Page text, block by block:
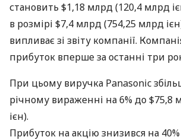
становить $1,18 млрд (120,4 млрд
в розмірі $7,4 млрд (754,25 млрд
випливає зі звіту компанії.
прибуток вперше за останні три
При цьому виручка Panasonic
річному вираженні на 6% до $75,8
ієн).
Прибуток на акцію знизився на